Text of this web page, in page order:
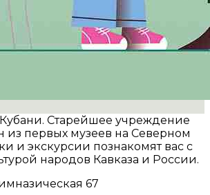
Старейшее учреждение
из первых музеев на Северном
и экскурсии познакомят вас с
народов Кавказа и России.
67